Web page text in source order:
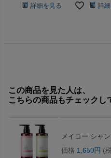
詳細を見る 詳
この商品を見た人は、
こちらの商品もチェックし
メイコー シャ
価格 1,650円 (